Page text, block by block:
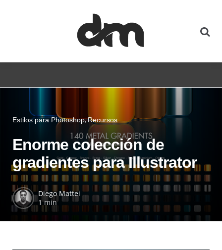
Estilos para Photoshop Recursos
Enorme colección de
gradientes para Illustrator
Diego Mattei
1 min